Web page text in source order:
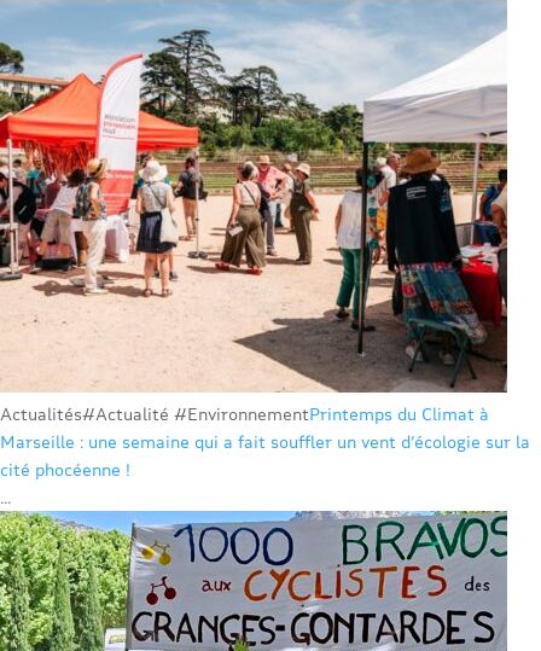
Actualités#Actualité #EnvironnementPrintemps du Climat à
Marseille : une semaine qui a fait souffler un vent d’écologie sur la
cité phocéenne !
...